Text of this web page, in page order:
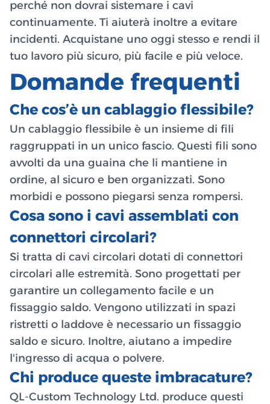
perché non dovrai sistemare i cavi
continuamente. Ti aiuterà inoltre a evitare
incidenti. Acquistane uno oggi stesso e rendi il
tuo lavoro più sicuro, più facile e più veloce.
Domande frequenti
Che cos’è un cablaggio flessibile?
Un cablaggio flessibile è un insieme di fili
raggruppati in un unico fascio. Questi fili sono
avvolti da una guaina che li mantiene in
ordine, al sicuro e ben organizzati. Sono
morbidi e possono piegarsi senza rompersi.
Cosa sono i cavi assemblati con
connettori circolari?
Si tratta di cavi circolari dotati di connettori
circolari alle estremità. Sono progettati per
garantire un collegamento facile e un
fissaggio saldo. Vengono utilizzati in spazi
ristretti o laddove è necessario un fissaggio
saldo e sicuro. Inoltre, aiutano a impedire
l'ingresso di acqua o polvere.
Chi produce queste imbracature?
QL-Custom Technology Ltd. produce questi